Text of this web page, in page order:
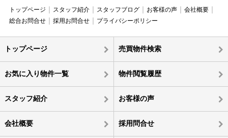
トップページ スタッフ紹介 スタッフブログ お客様の声
会社概要
総合お問合せ
採用お問合せ プライバシーポリシー
トップページ 売買物件検索
お気に入り物件一覧 物件閲覧履歴
スタッフ紹介 お客様の声
会社概要 採用問合せ